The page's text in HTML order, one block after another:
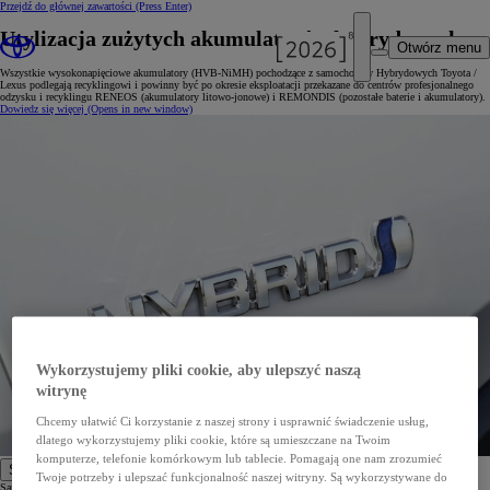
Przejdź do głównej zawartości (Press Enter)
Otwórz menu
Utylizacja zużytych akumulatorów hybrydowych
Wszystkie wysokonapięciowe akumulatory (HVB-NiMH) pochodzące z samochodów Hybrydowych Toyota /
Lexus podlegają recyklingowi i powinny być po okresie eksploatacji przekazane do centrów profesjonalnego
odzysku i recyklingu RENEOS (akumulatory litowo-jonowe) i REMONDIS (pozostałe baterie i akumulatory).
Dowiedz się więcej (Opens in new window)
Samochody
Samochody
Wykorzystujemy pliki cookie, aby ulepszyć naszą
witrynę
Chcemy ułatwić Ci korzystanie z naszej strony i usprawnić świadczenie usług,
dlatego wykorzystujemy pliki cookie, które są umieszczane na Twoim
komputerze, telefonie komórkowym lub tablecie. Pomagają one nam zrozumieć
Twoje potrzeby i ulepszać funkcjonalność naszej witryny. Są wykorzystywane do